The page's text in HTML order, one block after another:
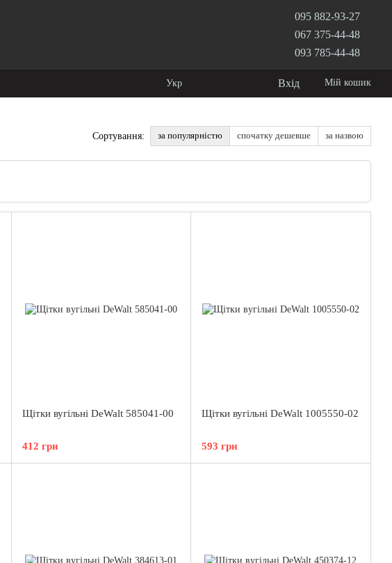
095 882-93-27
067 375-44-48
093 785-44-48
Укр Вхід Мій кошик
Сортування: за популярністю спочатку дешевше за назвою
Щітки вугільні DeWalt 585041-00
412 грн
Щітки вугільні DeWalt 1005550-02
593 грн